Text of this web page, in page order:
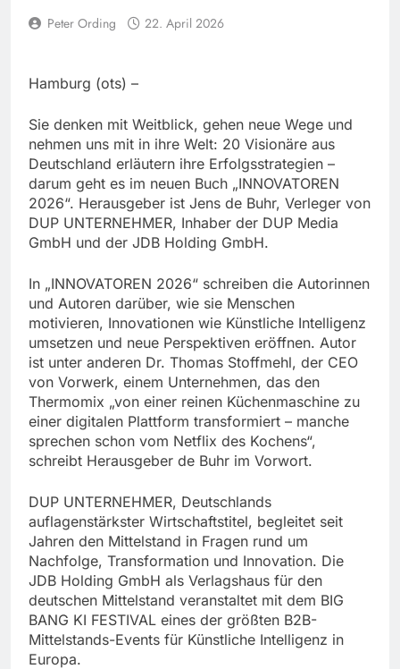
Peter Ording 22. April 2026
Hamburg (ots) –
Sie denken mit Weitblick, gehen neue Wege und
nehmen uns mit in ihre Welt: 20 Visionäre aus
Deutschland erläutern ihre Erfolgsstrategien –
darum geht es im neuen Buch „INNOVATOREN
2026“. Herausgeber ist Jens de Buhr, Verleger von
DUP UNTERNEHMER, Inhaber der DUP Media
GmbH und der JDB Holding GmbH.
In „INNOVATOREN 2026“ schreiben die Autorinnen
und Autoren darüber, wie sie Menschen
motivieren, Innovationen wie Künstliche Intelligenz
umsetzen und neue Perspektiven eröffnen. Autor
ist unter anderen Dr. Thomas Stoffmehl, der CEO
von Vorwerk, einem Unternehmen, das den
Thermomix „von einer reinen Küchenmaschine zu
einer digitalen Plattform transformiert – manche
sprechen schon vom Netflix des Kochens“,
schreibt Herausgeber de Buhr im Vorwort.
DUP UNTERNEHMER, Deutschlands
auflagenstärkster Wirtschaftstitel, begleitet seit
Jahren den Mittelstand in Fragen rund um
Nachfolge, Transformation und Innovation. Die
JDB Holding GmbH als Verlagshaus für den
deutschen Mittelstand veranstaltet mit dem BIG
BANG KI FESTIVAL eines der größten B2B-
Mittelstands-Events für Künstliche Intelligenz in
Europa.